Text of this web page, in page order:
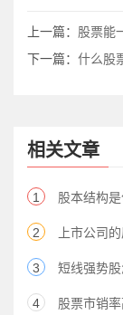
上一篇： 股票能
下一篇： 什么股
相关文章
1 股本结构
2 上市公司的
3 短线强势
4 股票市销